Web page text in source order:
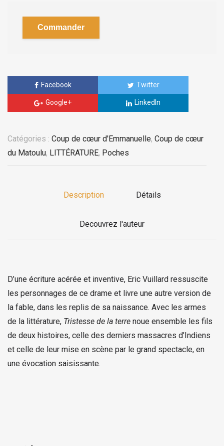
Commander
Facebook Twitter
Google+ LinkedIn
Catégories : Coup de cœur d'Emmanuelle, Coup de cœur
du Matoulu, LITTÉRATURE, Poches
Description Détails
Decouvrez l'auteur
D’une écriture acérée et inventive, Eric Vuillard ressuscite
les personnages de ce drame et livre une autre version de
la fable, dans les replis de sa naissance. Avec les armes
de la littérature, Tristesse de la terre noue ensemble les fils
de deux histoires, celle des derniers massacres d’Indiens
et celle de leur mise en scène par le grand spectacle, en
une évocation saisissante.